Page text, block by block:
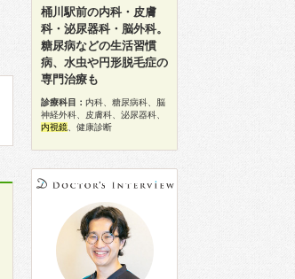
桶川駅前の内科・皮膚
科・泌尿器科・脳外科。
糖尿病などの生活習慣
病、水虫や円形脱毛症の
専門治療も
診療科目： 内科、糖尿病科、脳
神経外科、皮膚科、泌尿器科、
内視鏡 、健康診断